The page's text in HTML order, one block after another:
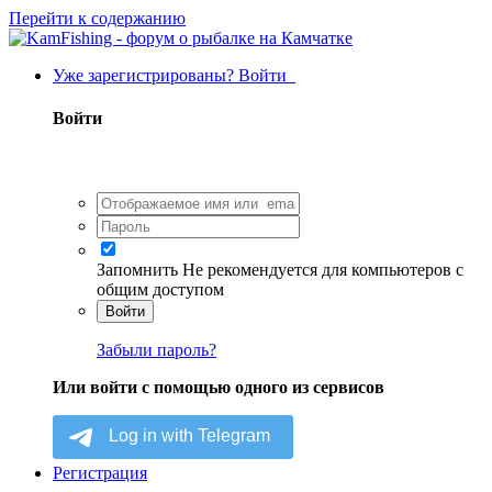
Перейти к содержанию
Уже зарегистрированы? Войти
Войти
Запомнить Не рекомендуется для компьютеров с
общим доступом
Войти
Забыли пароль?
Или войти с помощью одного из сервисов
Регистрация